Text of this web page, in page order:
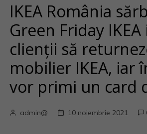
IKEA România
Green Friday
clienții să
mobilier IKEA, iar
vor primi un card
admin@ 10 noiembrie 2021